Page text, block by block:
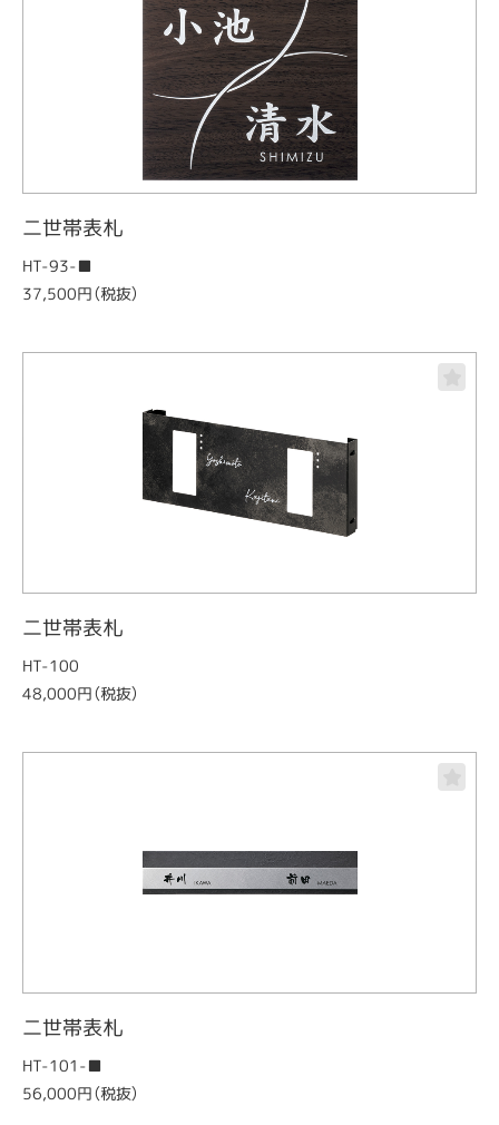
二世帯表札
HT-93-■
37,500円（税抜）
二世帯表札
HT-100
48,000円（税抜）
二世帯表札
HT-101-■
56,000円（税抜）